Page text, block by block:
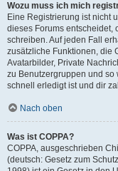
Wozu muss ich mich
Eine Registrierung ist nicht
dieses Forums entscheidet,
schreiben. Auf jeden Fall
zusätzliche Funktionen, die
Avatarbilder, Private
zu Benutzergruppen und so
schnell erledigt ist und dir
Nach oben
Was ist COPPA?
COPPA, ausgeschrieben
(deutsch: Gesetz zum